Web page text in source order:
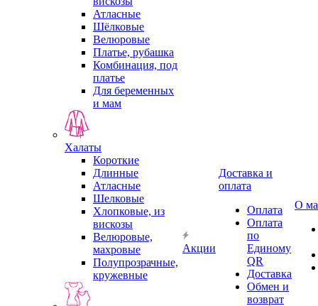
Атласные
Шёлковые
Велюровые
Платье, рубашка
Комбинация, под
платье
Для беременных
и мам
Халаты
Короткие
Длинные
Атласные
Шелковые
Хлопковые, из
вискозы
Велюровые,
махровые
Полупрозрачные,
кружевные
Акции
Доставка и
оплата
Оплата
Оплата
по
Единому
QR
Доставка
Обмен и
возврат
О